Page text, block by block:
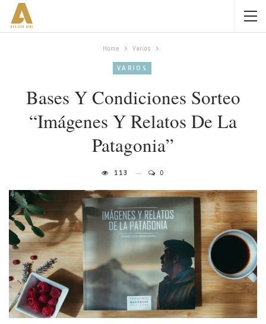
Home Varios
VARIOS
Bases Y Condiciones Sorteo
“Imágenes Y Relatos De La
Patagonia”
113 0